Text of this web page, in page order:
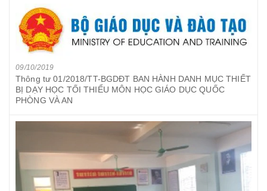
09/10/2019
Thông tư 01/2018/TT-BGDĐT BAN HÀNH DANH MỤC THIẾT
BỊ DẠY HỌC TỐI THIỂU MÔN HỌC GIÁO DỤC QUỐC
PHÒNG VÀ AN